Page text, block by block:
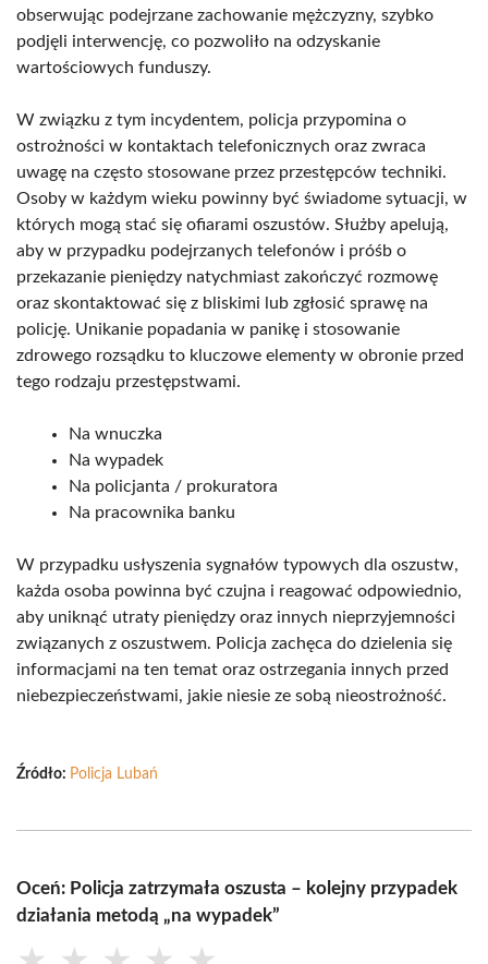
obserwując podejrzane zachowanie mężczyzny, szybko
podjęli interwencję, co pozwoliło na odzyskanie
wartościowych funduszy.
W związku z tym incydentem, policja przypomina o
ostrożności w kontaktach telefonicznych oraz zwraca
uwagę na często stosowane przez przestępców techniki.
Osoby w każdym wieku powinny być świadome sytuacji, w
których mogą stać się ofiarami oszustów. Służby apelują,
aby w przypadku podejrzanych telefonów i próśb o
przekazanie pieniędzy natychmiast zakończyć rozmowę
oraz skontaktować się z bliskimi lub zgłosić sprawę na
policję. Unikanie popadania w panikę i stosowanie
zdrowego rozsądku to kluczowe elementy w obronie przed
tego rodzaju przestępstwami.
Na wnuczka
Na wypadek
Na policjanta / prokuratora
Na pracownika banku
W przypadku usłyszenia sygnałów typowych dla oszustw,
każda osoba powinna być czujna i reagować odpowiednio,
aby uniknąć utraty pieniędzy oraz innych nieprzyjemności
związanych z oszustwem. Policja zachęca do dzielenia się
informacjami na ten temat oraz ostrzegania innych przed
niebezpieczeństwami, jakie niesie ze sobą nieostrożność.
Źródło: Policja Lubań
Oceń: Policja zatrzymała oszusta – kolejny przypadek
działania metodą „na wypadek”